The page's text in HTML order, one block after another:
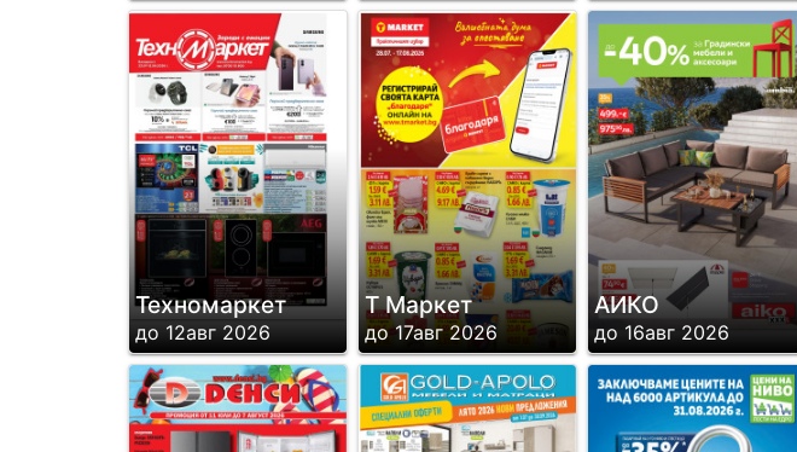
Техномаркет
до 12авг 2026
Т Маркет
до 17авг 2026
АИКО
до 16авг 2026